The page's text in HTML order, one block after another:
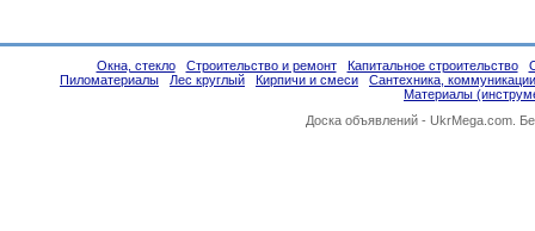
Окна, стекло Строительство и ремонт Капитальное строительство
Пиломатериалы
Лес круглый Кирпичи и смеси
Сантехника, коммуникации
Материалы
Доска объявлений - UkrMega.com.